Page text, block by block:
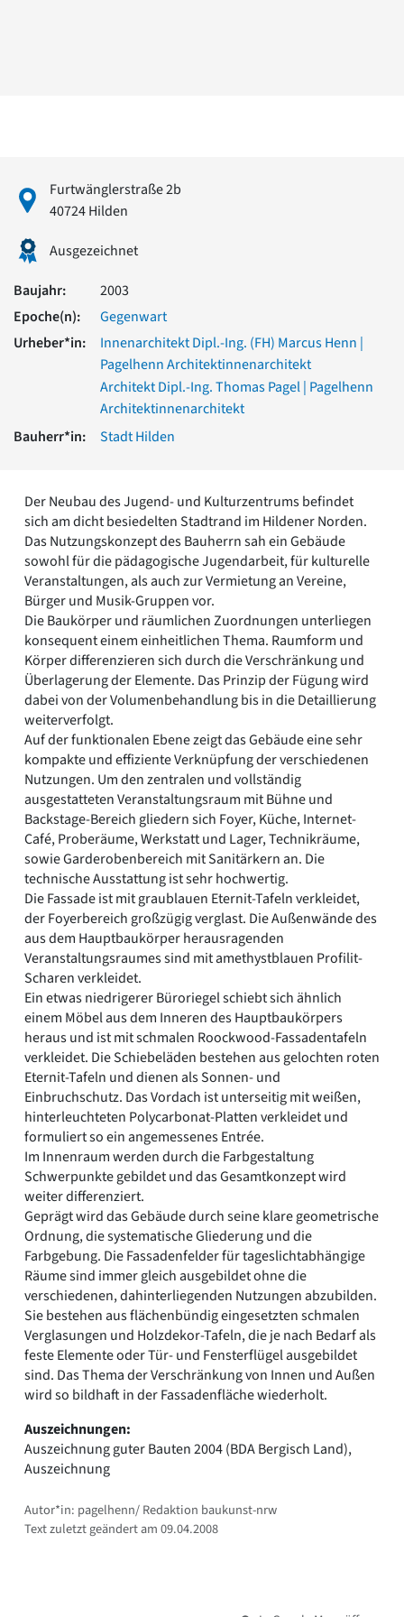
Gesamtübersicht...
Gegenwart
Postmoderne
1950er-70er Jahre
Moderne
Reformarchitektur
Jugendstil
Historismus
Klassizismus
Renaissance
Vorromanik
Über baukunst-nrw
Fachbeirat
Freunde & Förderer
Kontakt
Impressum
Datenschutz
Suchbegriff eingeben
Furtwänglerstraße 2b
40724 Hilden
Ausgezeichnet
Baujahr:
2003
Epoche(n):
Gegenwart
Urheber*in:
Innenarchitekt Dipl.-Ing. (FH) Marcus Henn |
Pagelhenn Architektinnenarchitekt
Architekt Dipl.-Ing. Thomas Pagel | Pagelhenn
Architektinnenarchitekt
Bauherr*in:
Stadt Hilden
Der Neubau des Jugend- und Kulturzentrums befindet
sich am dicht besiedelten Stadtrand im Hildener Norden.
Das Nutzungskonzept des Bauherrn sah ein Gebäude
sowohl für die pädagogische Jugendarbeit, für kulturelle
Veranstaltungen, als auch zur Vermietung an Vereine,
Bürger und Musik-Gruppen vor.
Die Baukörper und räumlichen Zuordnungen unterliegen
konsequent einem einheitlichen Thema. Raumform und
Körper differenzieren sich durch die Verschränkung und
Überlagerung der Elemente. Das Prinzip der Fügung wird
dabei von der Volumenbehandlung bis in die Detaillierung
weiterverfolgt.
Auf der funktionalen Ebene zeigt das Gebäude eine sehr
kompakte und effiziente Verknüpfung der verschiedenen
Nutzungen. Um den zentralen und vollständig
ausgestatteten Veranstaltungsraum mit Bühne und
Backstage-Bereich gliedern sich Foyer, Küche, Internet-
Café, Proberäume, Werkstatt und Lager, Technikräume,
sowie Garderobenbereich mit Sanitärkern an. Die
technische Ausstattung ist sehr hochwertig.
Die Fassade ist mit graublauen Eternit-Tafeln verkleidet,
der Foyerbereich großzügig verglast. Die Außenwände des
aus dem Hauptbaukörper herausragenden
Veranstaltungsraumes sind mit amethystblauen Profilit-
Scharen verkleidet.
Ein etwas niedrigerer Büroriegel schiebt sich ähnlich
einem Möbel aus dem Inneren des Hauptbaukörpers
heraus und ist mit schmalen Roockwood-Fassadentafeln
verkleidet. Die Schiebeläden bestehen aus gelochten roten
Eternit-Tafeln und dienen als Sonnen- und
Einbruchschutz. Das Vordach ist unterseitig mit weißen,
hinterleuchteten Polycarbonat-Platten verkleidet und
formuliert so ein angemessenes Entrée.
Im Innenraum werden durch die Farbgestaltung
Schwerpunkte gebildet und das Gesamtkonzept wird
weiter differenziert.
Geprägt wird das Gebäude durch seine klare geometrische
Ordnung, die systematische Gliederung und die
Farbgebung. Die Fassadenfelder für tageslichtabhängige
Räume sind immer gleich ausgebildet ohne die
verschiedenen, dahinterliegenden Nutzungen abzubilden.
Sie bestehen aus flächenbündig eingesetzten schmalen
Verglasungen und Holzdekor-Tafeln, die je nach Bedarf als
feste Elemente oder Tür- und Fensterflügel ausgebildet
sind. Das Thema der Verschränkung von Innen und Außen
wird so bildhaft in der Fassadenfläche wiederholt.
Auszeichnungen:
Auszeichnung guter Bauten 2004 (BDA Bergisch Land),
Auszeichnung
Autor*in: pagelhenn/ Redaktion baukunst-nrw
Text zuletzt geändert am 09.04.2008